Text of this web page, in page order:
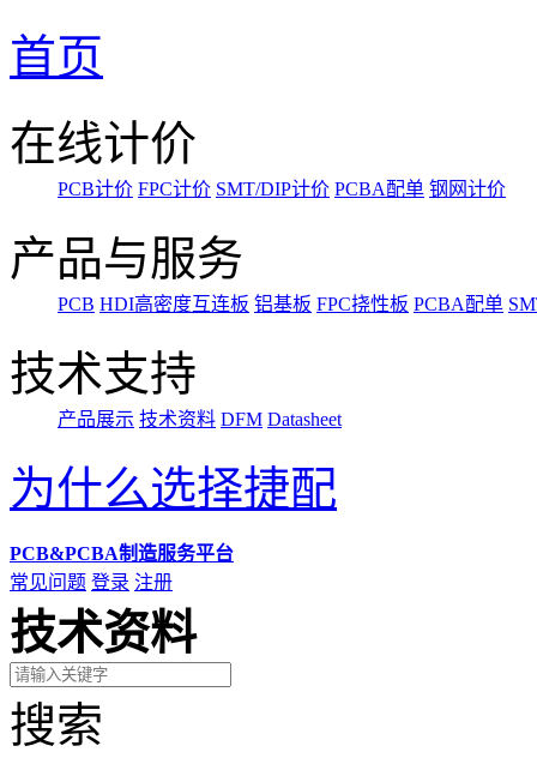
首页
在线计价
PCB计价 FPC计价 SMT/DIP计价 PCBA配单 钢网计价
产品与服务
PCB HDI高密度互连板 铝基板 FPC挠性板 PCBA配单
技术支持
产品展示 技术资料 DFM Datasheet
为什么选择捷配
PCB&PCBA制造服务平台
常见问题 登录 注册
技术资料
搜索